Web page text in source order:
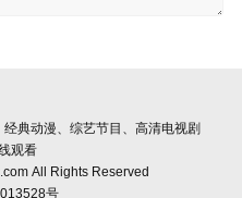
典动漫、综艺节目、高清电视剧
观看
All Rights Reserved
号